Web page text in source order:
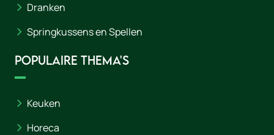
Dranken
Springkussens en Spellen
Populaire thema's
Keuken
Horeca